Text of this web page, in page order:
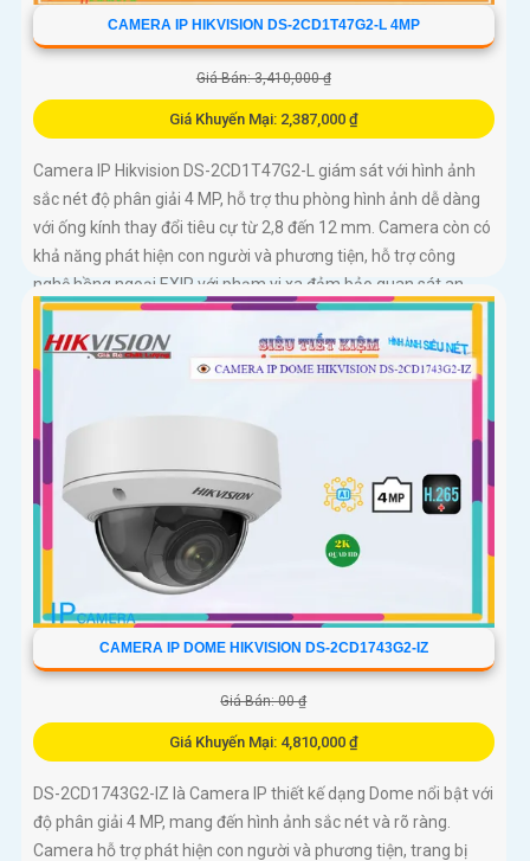
CAMERA IP HIKVISION DS-2CD1T47G2-L 4MP
Giá Bán: 3,410,000 ₫
Giá Khuyến Mại: 2,387,000 ₫
Camera IP Hikvision DS-2CD1T47G2-L giám sát với hình ảnh
sắc nét độ phân giải 4 MP, hỗ trợ thu phòng hình ảnh dễ dàng
với ống kính thay đổi tiêu cự từ 2,8 đến 12 mm. Camera còn có
khả năng phát hiện con người và phương tiện, hỗ trợ công
nghệ hồng ngoại EXIR với phạm vi xa đảm bảo quan sát an
ninh hiệu quả
CAMERA IP DOME HIKVISION DS-2CD1743G2-IZ
Giá Bán: 00 ₫
Giá Khuyến Mại: 4,810,000 ₫
DS-2CD1743G2-IZ là Camera IP thiết kế dạng Dome nổi bật với
độ phân giải 4 MP, mang đến hình ảnh sắc nét và rõ ràng.
Camera hỗ trợ phát hiện con người và phương tiện, trang bị